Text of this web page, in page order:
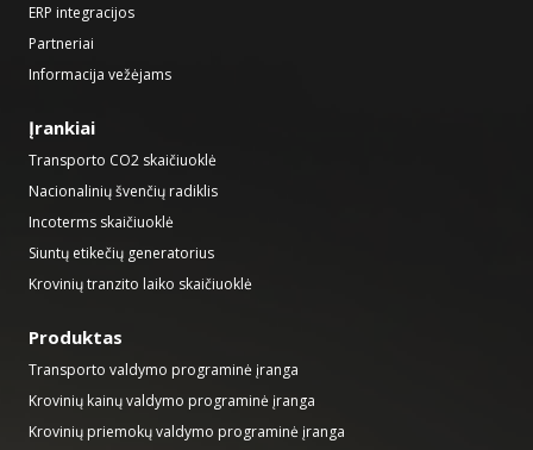
ERP integracijos
Partneriai
Informacija vežėjams
Įrankiai
Transporto CO2 skaičiuoklė
Nacionalinių švenčių radiklis
Incoterms skaičiuoklė
Siuntų etikečių generatorius
Krovinių tranzito laiko skaičiuoklė
Produktas
Transporto valdymo programinė įranga
Krovinių kainų valdymo programinė įranga
Krovinių priemokų valdymo programinė įranga